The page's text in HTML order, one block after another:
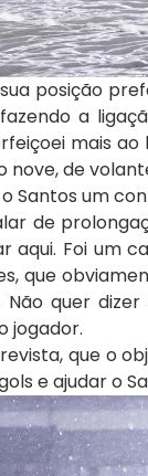
posição
a
mais
de
Santos um
de
aqui. Foi um
que
Não quer
jogador.
que o
e ajudar o